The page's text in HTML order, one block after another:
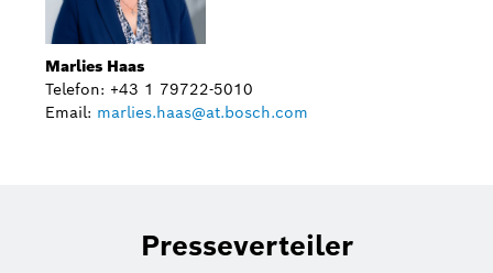
Marlies Haas
Telefon: +43 1 79722-5010
Email: marlies.haas@at.bosch.com
Presseverteiler